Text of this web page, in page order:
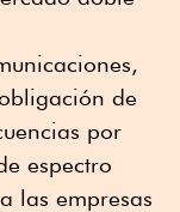
de
por
espectro
las empresas